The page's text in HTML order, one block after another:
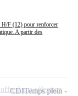
H/F (12) pour renforcer
A partir des
CDITemps plein
à ma sélection